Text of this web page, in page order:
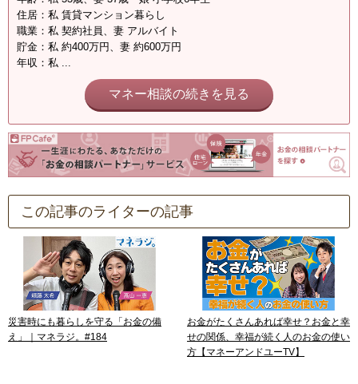
住居：私 賃貸マンション暮らし
職業：私 契約社員、妻 アルバイト
貯金：私 約400万円、妻 約600万円
年収：私 ...
マネー相談の続きを見る
この記事のライターの記事
災害時にも暮らしを守る「お金の備
え」｜マネラジ。#184
お金がたくさんあれば幸せ？お金と幸
せの関係、幸福が続く人のお金の使い
方【マネーアンドユーTV】